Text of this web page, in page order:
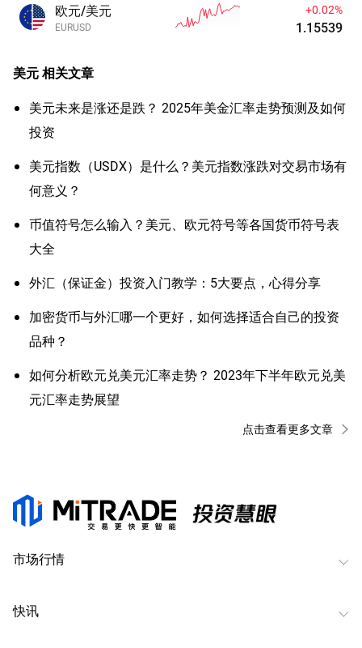
欧元/美元
EURUSD
+0.01%
1.15538
美元相关文章
美元未来是涨还是跌？ 2025年美金汇率走势预测及如何
投资
美元指数（USDX）是什么？美元指数涨跌对交易市场有
何意义？
币值符号怎么输入？美元、欧元符号等各国货币符号表
大全
外汇（保证金）投资入门教学：5大要点，心得分享
加密货币与外汇哪一个更好，如何选择适合自己的投资
品种？
如何分析欧元兑美元汇率走势？ 2023年下半年欧元兑美
元汇率走势展望
点击查看更多文章
市场行情
快讯